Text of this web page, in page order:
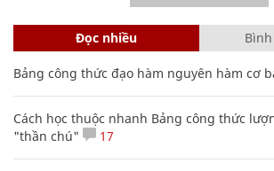
Đọc nhiều
Bảng công thức đạo hàm nguyên hàm cơ
Cách học thuộc nhanh Bảng công thức
"thần chú"
17